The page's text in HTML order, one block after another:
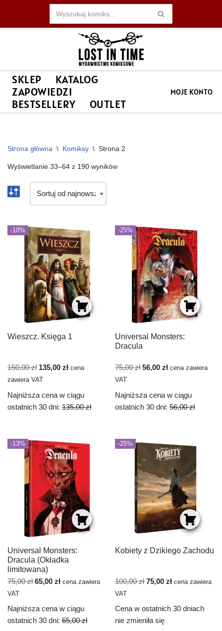
Przejdź
SKLEP
KATALOG
ZAPOWIEDZI
BESTSELLERY
OUTLET
MOJE KONTO
Strona główna \ Komiksy \ Strona 2
Wyświetlanie 33–64 z 190 wyników
-10%
Wieszcz. Księga 1
150,00zł 135,00 zł cena
zawiera VAT
Najniższa cena w ciągu
ostatnich 30 dni: 135,00 zł
-25%
Universal Monsters:
Dracula
75,00zł 56,00zł cena zawiera
VAT
Najniższa cena w ciągu
ostatnich 30 dni:56,00 zł
-13%
Universal Monsters:
Dracula (Okładka
limitowana)
75,00zł 65,00 zł cena zawiera
VAT
Najniższa cena w ciągu
ostatnich 30 dni: 65,00 zł
-25%
Kobiety z Dzikiego Zachodu
100,00zł 75,00zł cena zawiera
VAT
Cena w ostatnich 30 dniach
nie zmieniła się